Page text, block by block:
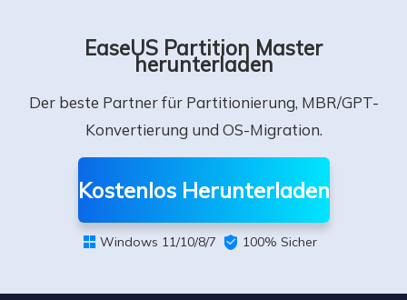
EaseUS Partition Master
herunterladen
Der beste Partner für Partitionierung, MBR/GPT-
Konvertierung und OS-Migration.
Kostenlos Herunterladen
 Windows 11/10/8/7  100% Sicher